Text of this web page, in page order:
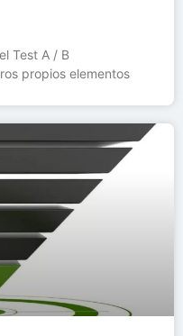
Test A / B
propios elementos